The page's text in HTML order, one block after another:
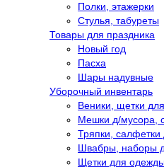
Полки, этажерки
Стулья, табуреты
Товары для праздника
Новый год
Пасха
Шары надувные
Уборочный инвентарь
Веники, щетки
Мешки д/мусора,
Тряпки, салфетки
Швабры, наборы
Щетки для